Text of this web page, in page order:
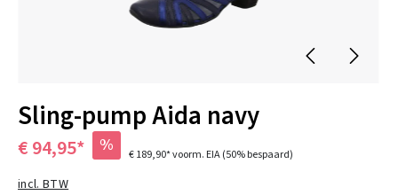
Sling-pump Aida navy
€ 94,95* % € 189,90*voorm. EIA(50% bespaard)
incl. BTW